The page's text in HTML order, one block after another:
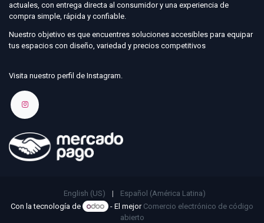
actuales, con entrega directa al consumidor y una experiencia de
compra simple, rápida y confiable.
Nuestro objetivo es que encuentres soluciones accesibles para equipar
tus espacios con diseño, variedad y precios competitivos
Visita nuestro perfil de Instagram.
English (US) |
Español (América Latina)
Con la tecnología de
- El mejor Comercio electrónico de código
abierto